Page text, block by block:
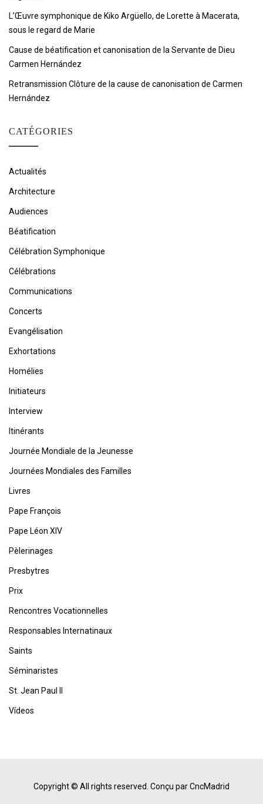
L’Œuvre symphonique de Kiko Argüello, de Lorette à Macerata,
sous le regard de Marie
Cause de béatification et canonisation de la Servante de Dieu
Carmen Hernández
Retransmission Clôture de la cause de canonisation de Carmen
Hernández
CATÉGORIES
Actualités
Architecture
Audiences
Béatification
Célébration Symphonique
Célébrations
Communications
Concerts
Evangélisation
Exhortations
Homélies
Initiateurs
Interview
Itinérants
Journée Mondiale de la Jeunesse
Journées Mondiales des Familles
Livres
Pape François
Pape Léon XIV
Pèlerinages
Presbytres
Prix
Rencontres Vocationnelles
Responsables Internatinaux
Saints
Séminaristes
St. Jean Paul II
Vídeos
Copyright © All rights reserved. Conçu par CncMadrid